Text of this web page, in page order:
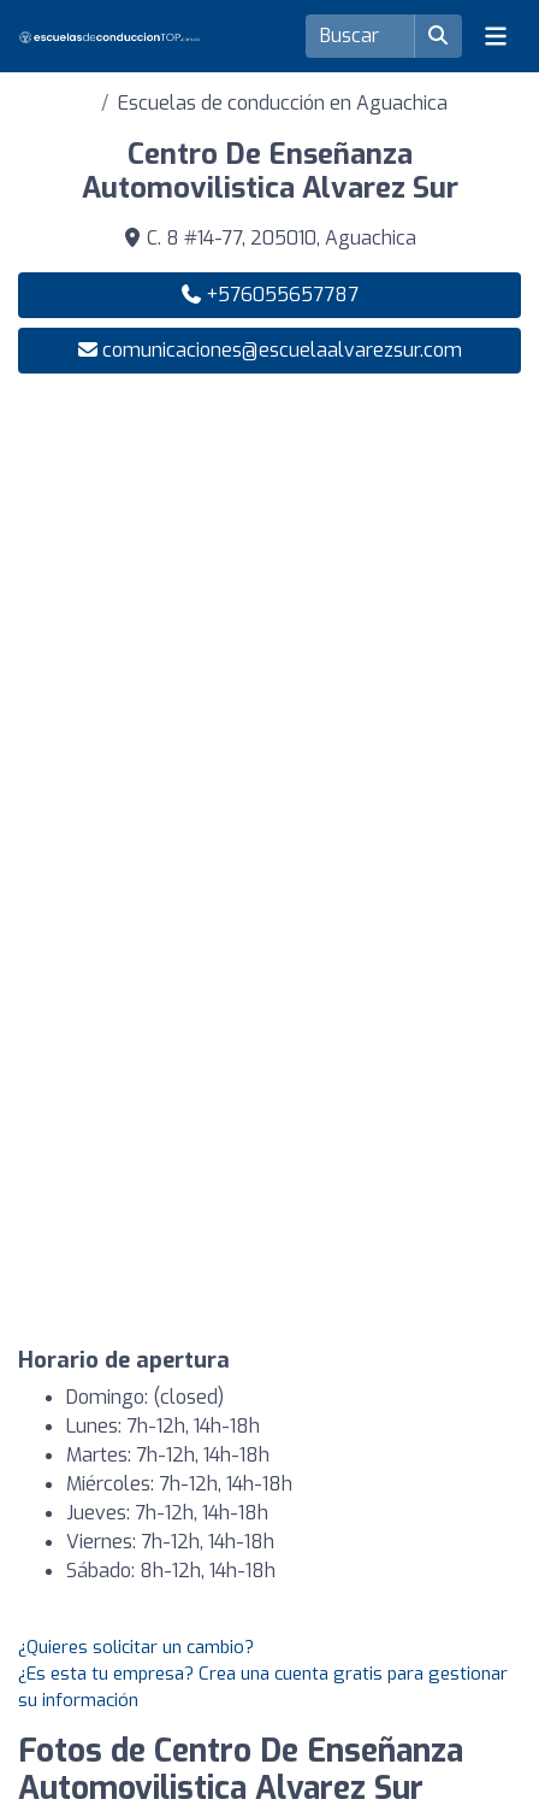
Escuelas de conducción en Aguachica
Centro De Enseñanza
Automovilistica Alvarez Sur
C. 8 #14-77, 205010, Aguachica
+576055657787
comunicaciones@escuelaalvarezsur.com
Horario de apertura
Domingo: (closed)
Lunes: 7h-12h, 14h-18h
Martes: 7h-12h, 14h-18h
Miércoles: 7h-12h, 14h-18h
Jueves: 7h-12h, 14h-18h
Viernes: 7h-12h, 14h-18h
Sábado: 8h-12h, 14h-18h
¿Quieres solicitar un cambio?
¿Es esta tu empresa? Crea una cuenta gratis para gestionar
su información
Fotos de Centro De Enseñanza
Automovilistica Alvarez Sur